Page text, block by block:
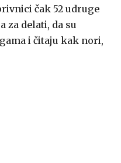
čak 52 udruge
za delati, da su
i čitaju kak nori,